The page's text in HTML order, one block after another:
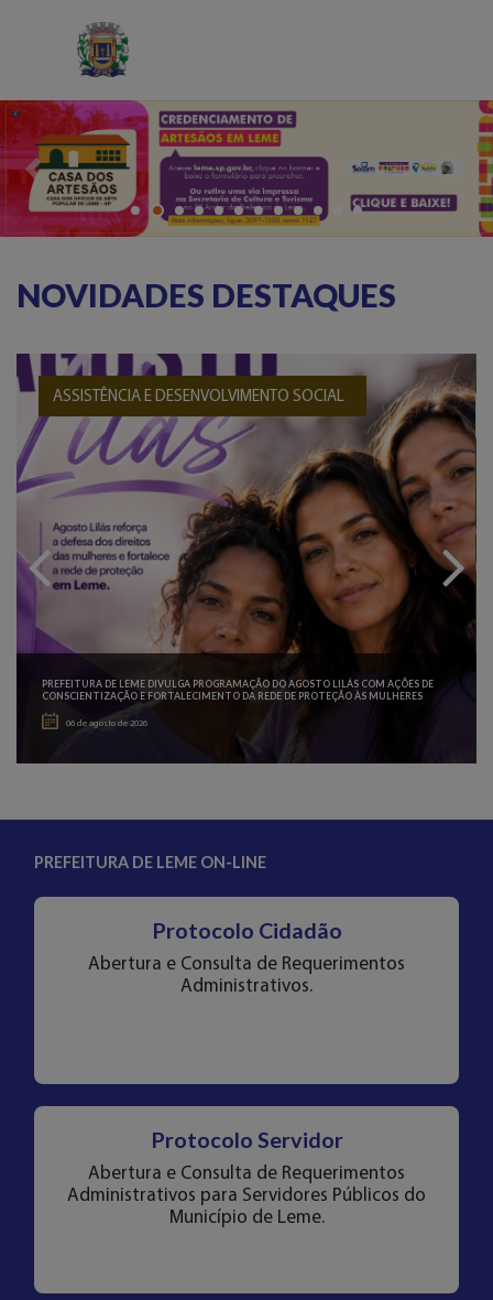
Previous
NOVIDADES DESTAQUES
ASSISTÊNCIA E DESENVOLVIMENTO SOCIAL
PREFEITURA DE LEME DIVULGA PROGRAMAÇÃO DO AGOSTO LILÁS COM AÇÕES DE
CONSCIENTIZAÇÃO E FORTALECIMENTO DA REDE DE PROTEÇÃO ÀS MULHERES
06 de agosto de 2026
PREFEITURA DE LEME ON-LINE
Protocolo Cidadão
Abertura e Consulta de Requerimentos
Administrativos.
Protocolo Servidor
Abertura e Consulta de Requerimentos
Administrativos para Servidores Públicos do
Município de Leme.